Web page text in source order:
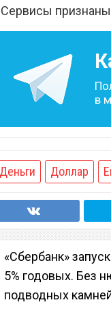
в
Деньги Доллар
«Сбербанк»
5% годовых. Без
подводных